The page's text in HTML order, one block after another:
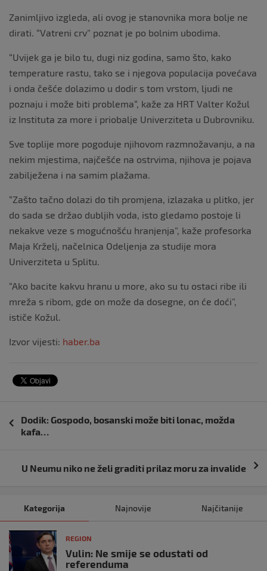
Zanimljivo izgleda, ali ovog je stanovnika mora bolje ne
dirati. “Vatreni crv” poznat je po bolnim ubodima.
“Uvijek ga je bilo tu, dugi niz godina, samo što, kako
temperature rastu, tako se i njegova populacija povećava
i onda češće dolazimo u dodir s tom vrstom, ljudi ne
poznaju i može biti problema“, kaže za HRT Valter Kožul
iz Instituta za more i priobalje Univerziteta u Dubrovniku.
Sve toplije more pogoduje njihovom razmnožavanju, a na
nekim mjestima, najčešće na ostrvima, njihova je pojava
zabilježena i na samim plažama.
“Zašto tačno dolazi do tih promjena, izlazaka u plitko, jer
do sada se držao dubljih voda, isto gledamo postoje li
nekakve veze s mogućnošću hranjenja”, kaže profesorka
Maja Krželj, načelnica Odeljenja za studije mora
Univerziteta u Splitu.
“Ako bacite kakvu hranu u more, ako su tu ostaci ribe ili
mreža s ribom, gde on može da dosegne, on će doći”,
ističe Kožul.
Izvor vijesti: haber.ba
objava
Dodik: Gospodo, bosanski može biti lonac, možda
kafa…
U Neumu niko ne želi graditi prilaz moru za invalide
Kategorija Najnovije Najčitanije
REGION
Vulin: Ne smije se odustati od
referenduma